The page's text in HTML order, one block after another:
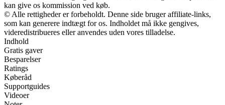
kan give os kommission ved køb.
© Alle rettigheder er forbeholdt. Denne side bruger affiliate-links,
som kan generere indtægt for os. Indholdet må ikke gengives,
videredistribueres eller anvendes uden vores tilladelse.
Indhold
Gratis gaver
Besparelser
Ratings
Køberåd
Supportguides
Videoer